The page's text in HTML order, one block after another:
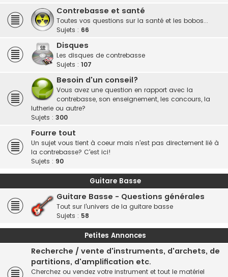
Contrebasse et santé
Toutes vos questions sur la santé et les bobos...
Sujets : 66
Disques
Les disques de contrebasse
Sujets : 107
Besoin d'un conseil?
Vous avez une question en rapport avec la
contrebasse, son enseignement, les concours, la
lutherie ou autre?
Sujets : 300
Fourre tout
Un sujet vous tient à coeur mais n'est pas directement lié à
la contrebasse? C'est ici!
Sujets : 90
Guitare Basse
Guitare Basse - Questions générales
Tout sur l'univers de la guitare basse
Sujets : 58
Petites Annonces
Recherche / vente d'instruments, d'archets, de
partitions, d'amplification etc.
Cherchez ou vendez votre instrument et tout le matériel